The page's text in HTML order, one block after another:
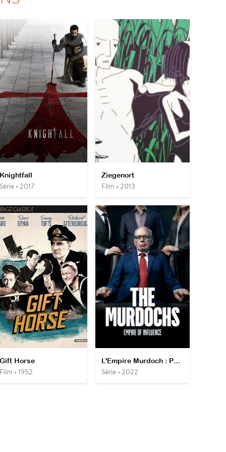
• 2017
Ziegenort
Film • 2013
Horse
• 1952
L'Empire Murdoch : Politique, Trahison et Succession
Série • 2022